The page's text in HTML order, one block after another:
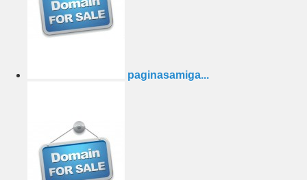
paginasamiga...